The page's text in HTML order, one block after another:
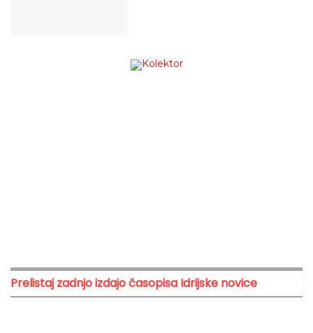
Prelistaj zadnjo izdajo časopisa Idrijske novice